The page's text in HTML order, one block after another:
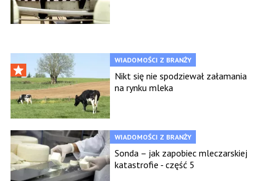
WIADOMOŚCI Z BRANŻY
Nikt się nie spodziewał załamania
na rynku mleka
WIADOMOŚCI Z BRANŻY
Sonda – jak zapobiec mleczarskiej
katastrofie - część 5